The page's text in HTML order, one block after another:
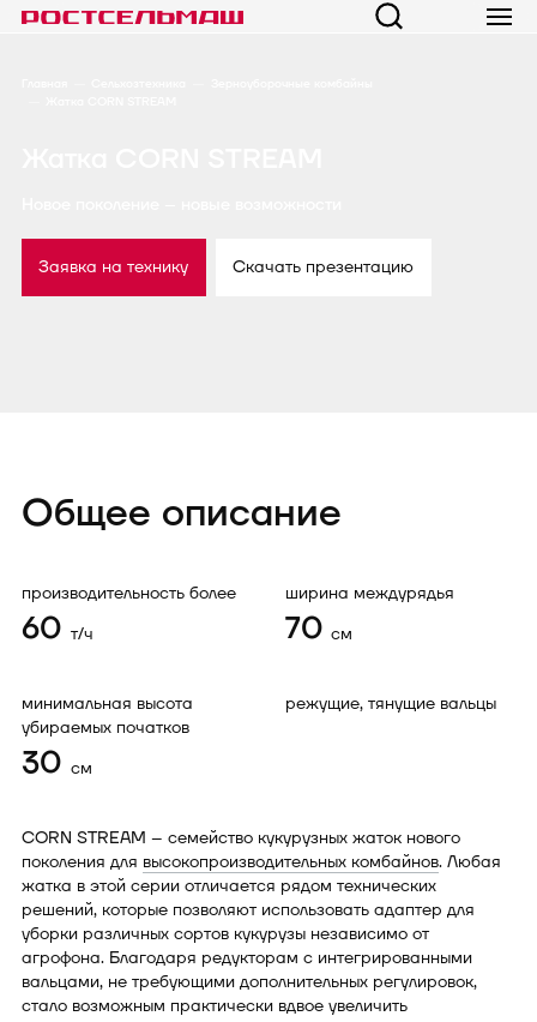
Заявка на технику Скачать презентацию
Общее описание
производительность более
60 т/ч
ширина междурядья
70 см
минимальная высота
убираемых початков
30 см
режущие, тянущие вальцы
CORN STREAM – семейство кукурузных жаток нового
поколения для высокопроизводительных комбайнов. Любая
жатка в этой серии отличается рядом технических
решений, которые позволяют использовать адаптер для
уборки различных сортов кукурузы независимо от
агрофона. Благодаря редукторам с интегрированными
вальцами, не требующими дополнительных регулировок,
стало возможным практически вдвое увеличить